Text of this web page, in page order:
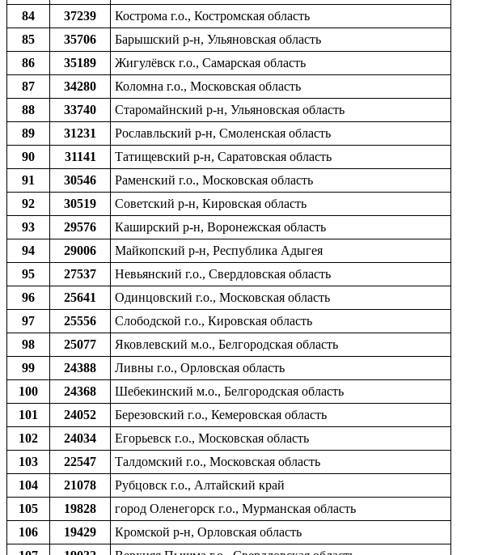
84
37239
Кострома г.о., Костромская область
85
35706
Барышский р-н, Ульяновская область
86
35189
Жигулёвск г.о., Самарская область
87
34280
Коломна г.о., Московская область
88
33740
Старомайнский р-н, Ульяновская область
89
31231
Рославльский р-н, Смоленская область
90
31141
Татищевский р-н, Саратовская область
91
30546
Раменский г.о., Московская область
92
30519
Советский р-н, Кировская область
93
29576
Каширский р-н, Воронежская область
94
29006
Майкопский р-н, Республика Адыгея
95
27537
Невьянский г.о., Свердловская область
96
25641
Одинцовский г.о., Московская область
97
25556
Слободской г.о., Кировская область
98
25077
Яковлевский м.о., Белгородская область
99
24388
Ливны г.о., Орловская область
100
24368
Шебекинский м.о., Белгородская область
101
24052
Березовский г.о., Кемеровская область
102
24034
Егорьевск г.о., Московская область
103
22547
Талдомский г.о., Московская область
104
21078
Рубцовск г.о., Алтайский край
105
19828
город Оленегорск г.о., Мурманская область
106
19429
Кромской р-н, Орловская область